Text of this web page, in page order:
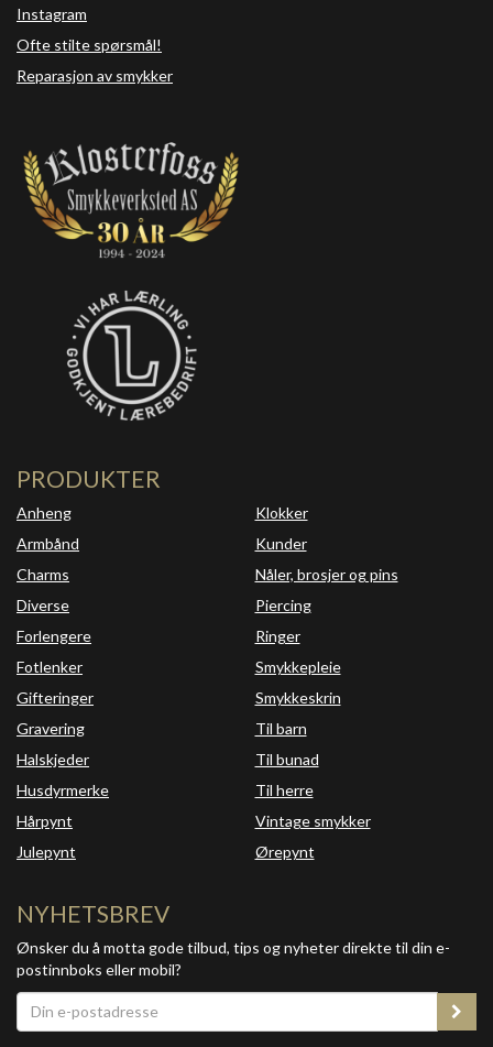
Instagram
Ofte stilte spørsmål!
Reparasjon av smykker
PRODUKTER
Anheng
Armbånd
Charms
Diverse
Forlengere
Fotlenker
Gifteringer
Gravering
Halskjeder
Husdyrmerke
Hårpynt
Julepynt
Klokker
Kunder
Nåler, brosjer og pins
Piercing
Ringer
Smykkepleie
Smykkeskrin
Til barn
Til bunad
Til herre
Vintage smykker
Ørepynt
NYHETSBREV
Ønsker du å motta gode tilbud, tips og nyheter direkte til din e-
postinnboks eller mobil?